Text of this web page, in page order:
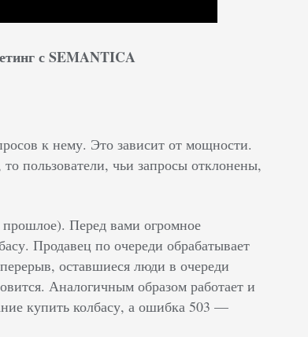
с SEMANTICA
к нему. Это зависит от мощности.
пользователи, чьи запросы отклонены,
прошлое). Перед вами огромное
Продавец по очереди обрабатывает
оставшиеся люди в очереди
Аналогичным образом работает и
купить колбасу, а ошибка 503 —